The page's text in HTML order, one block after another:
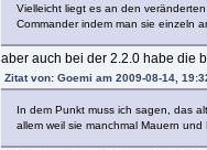
Vielleicht liegt es an den
Commander indem man sie einzeln
aber auch bei der 2.2.0 habe die
Zitat von: Goemi am 2009-08-14,
In dem Punkt muss ich sagen, das
allem weil sie manchmal Mauern